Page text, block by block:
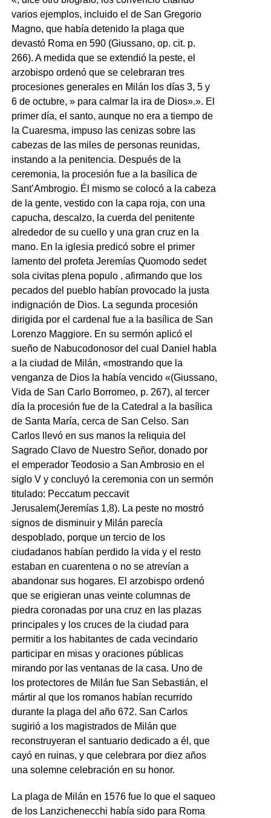
varios ejemplos, incluido el de San Gregorio
Magno, que había detenido la plaga que
devastó Roma en 590 (Giussano, op. cit. p.
266). A medida que se extendió la peste, el
arzobispo ordenó que se celebraran tres
procesiones generales en Milán los días 3, 5 y
6 de octubre, » para calmar la ira de Dios».». El
primer día, el santo, aunque no era a tiempo de
la Cuaresma, impuso las cenizas sobre las
cabezas de las miles de personas reunidas,
instando a la penitencia. Después de la
ceremonia, la procesión fue a la basílica de
Sant’Ambrogio. Él mismo se colocó a la cabeza
de la gente, vestido con la capa roja, con una
capucha, descalzo, la cuerda del penitente
alrededor de su cuello y una gran cruz en la
mano. En la iglesia predicó sobre el primer
lamento del profeta Jeremías Quomodo sedet
sola civitas plena populo , afirmando que los
pecados del pueblo habían provocado la justa
indignación de Dios. La segunda procesión
dirigida por el cardenal fue a la basílica de San
Lorenzo Maggiore. En su sermón aplicó el
sueño de Nabucodonosor del cual Daniel habla
a la ciudad de Milán, «mostrando que la
venganza de Dios la había vencido «(Giussano,
Vida de San Carlo Borromeo, p. 267), al tercer
día la procesión fue de la Catedral a la basílica
de Santa María, cerca de San Celso. San
Carlos llevó en sus manos la reliquia del
Sagrado Clavo de Nuestro Señor, donado por
el emperador Teodosio a San Ambrosio en el
siglo V y concluyó la ceremonia con un sermón
titulado: Peccatum peccavit
Jerusalem(Jeremías 1,8). La peste no mostró
signos de disminuir y Milán parecía
despoblado, porque un tercio de los
ciudadanos habían perdido la vida y el resto
estaban en cuarentena o no se atrevían a
abandonar sus hogares. El arzobispo ordenó
que se erigieran unas veinte columnas de
piedra coronadas por una cruz en las plazas
principales y los cruces de la ciudad para
permitir a los habitantes de cada vecindario
participar en misas y oraciones públicas
mirando por las ventanas de la casa. Uno de
los protectores de Milán fue San Sebastián, el
mártir al que los romanos habían recurrido
durante la plaga del año 672. San Carlos
sugirió a los magistrados de Milán que
reconstruyeran el santuario dedicado a él, que
cayó en ruinas, y que celebrara por diez años
una solemne celebración en su honor.
La plaga de Milán en 1576 fue lo que el saqueo
de los Lanzichenecchi había sido para Roma